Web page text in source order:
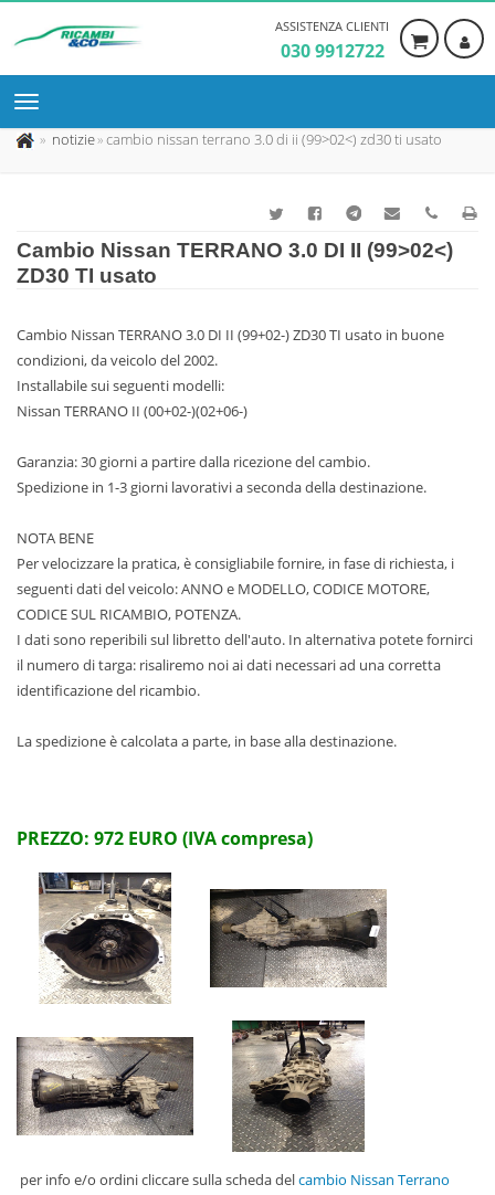
ASSISTENZA CLIENTI
030 9912722
notizie cambio nissan terrano 3.0 di ii (99>02<) zd30 ti usato
Cambio Nissan TERRANO 3.0 DI II (99>02<)
ZD30 TI usato
Cambio Nissan TERRANO 3.0 DI II (99+02-) ZD30 TI usato in buone
condizioni, da veicolo del 2002.
Installabile sui seguenti modelli:
Nissan TERRANO II (00+02-)(02+06-)
Garanzia: 30 giorni a partire dalla ricezione del cambio.
Spedizione in 1-3 giorni lavorativi a seconda della destinazione.
NOTA BENE
Per velocizzare la pratica, è consigliabile fornire, in fase di richiesta, i
seguenti dati del veicolo: ANNO e MODELLO, CODICE MOTORE,
CODICE SUL RICAMBIO, POTENZA.
I dati sono reperibili sul libretto dell'auto. In alternativa potete fornirci
il numero di targa: risaliremo noi ai dati necessari ad una corretta
identificazione del ricambio.
La spedizione è calcolata a parte, in base alla destinazione.
PREZZO: 972 EURO (IVA compresa)
per info e/o ordini cliccare sulla scheda delcambio Nissan Terrano